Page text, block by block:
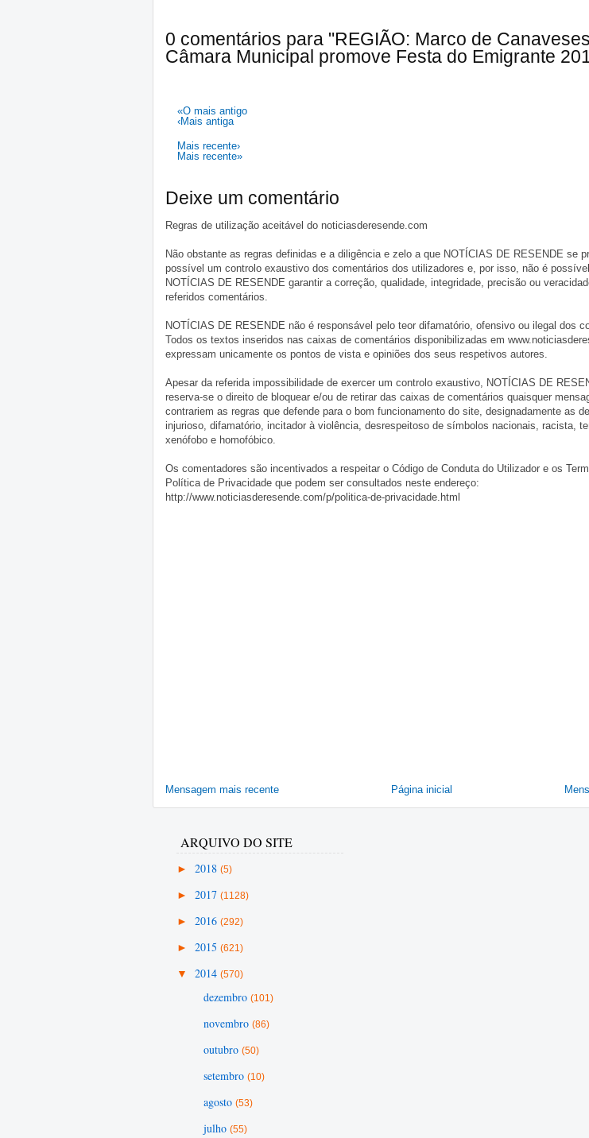
0 comentários para "REGIÃO: Marco de
Câmara Municipal promove Festa do Emigrante
«O mais antigo
‹Mais antiga
Mais recente›
Mais recente»
Deixe um comentário
Regras de utilização aceitável do noticiasderesende.com
Não obstante as regras definidas e a diligência e zelo a que NOTÍCIAS DE RESENDE se
possível um controlo exaustivo dos comentários dos utilizadores e, por isso, não é
NOTÍCIAS DE RESENDE garantir a correção, qualidade, integridade, precisão ou
referidos comentários.
NOTÍCIAS DE RESENDE não é responsável pelo teor difamatório, ofensivo ou ilegal dos
Todos os textos inseridos nas caixas de comentários disponibilizadas em
expressam unicamente os pontos de vista e opiniões dos seus respetivos autores.
Apesar da referida impossibilidade de exercer um controlo exaustivo, NOTÍCIAS DE
reserva-se o direito de bloquear e/ou de retirar das caixas de comentários quaisquer
contrariem as regras que defende para o bom funcionamento do site, designadamente as
injurioso, difamatório, incitador à violência, desrespeitoso de símbolos nacionais, racista,
xenófobo e homofóbico.
Os comentadores são incentivados a respeitar o Código de Conduta do Utilizador e os
Política de Privacidade que podem ser consultados neste endereço:
http://www.noticiasderesende.com/p/politica-de-privacidade.html
Mensagem mais recente Página inicial
ARQUIVO DO SITE
► 2018 (5)
► 2017 (1128)
► 2016 (292)
► 2015 (621)
▼ 2014 (570)
dezembro (101)
novembro (86)
outubro (50)
setembro (10)
agosto (53)
julho (55)